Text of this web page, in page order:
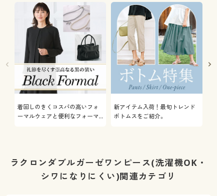
着回しのきくコスパの高いフォ
ーマルウェアと便利なフォーマ
新アイテム入荷！最旬トレンド
ボトムスをご紹介。
ラクロンダブルガーゼワンピース(洗濯機OK・
シワになりにくい)関連カテゴリ